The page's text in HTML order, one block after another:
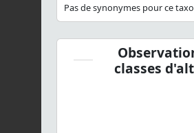
Pas de synonymes pour ce
classes